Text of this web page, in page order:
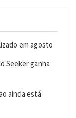
em agosto
Seeker ganha
ainda está